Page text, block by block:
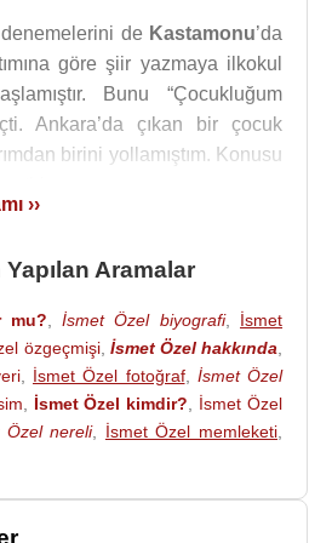
de Kastamonu’da
göre şiir yazmaya ilkokul
Bunu “Çocukluğum
Ankara’da çıkan bir çocuk
birini yollamıştım. Konusu
yıllarında
yazarFrank Morrison
Spillane
››
Aramalar
mu? ,İsmet Özel biyografi, İsmet
özgeçmişi, İsmet Özel hakkında
, İsmet Özel fotoğraf, İsmet Özel
İsmet Özel kimdir?
İsmet Özel
Özel nereli, İsmet Özel memleketi